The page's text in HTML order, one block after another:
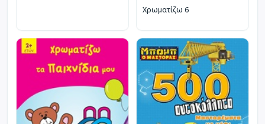
Χρωματίζω 6